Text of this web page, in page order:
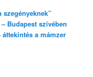
Budapest szívében
a mámzer